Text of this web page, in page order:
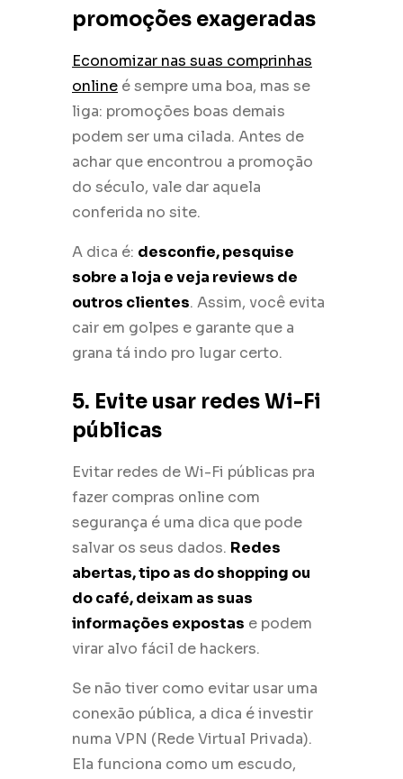
promoções exageradas
Economizar nas suas comprinhas
online é sempre uma boa, mas se
liga: promoções boas demais
podem ser uma cilada. Antes de
achar que encontrou a promoção
do século, vale dar aquela
conferida no site.
A dica é: desconfie, pesquise
sobre a loja e veja reviews de
outros clientes. Assim, você evita
cair em golpes e garante que a
grana tá indo pro lugar certo.
5. Evite usar redes Wi-Fi
públicas
Evitar redes de Wi-Fi públicas pra
fazer compras online com
segurança é uma dica que pode
salvar os seus dados. Redes
abertas, tipo as do shopping ou
do café, deixam as suas
informações expostas e podem
virar alvo fácil de hackers.
Se não tiver como evitar usar uma
conexão pública, a dica é investir
numa VPN (Rede Virtual Privada).
Ela funciona como um escudo,